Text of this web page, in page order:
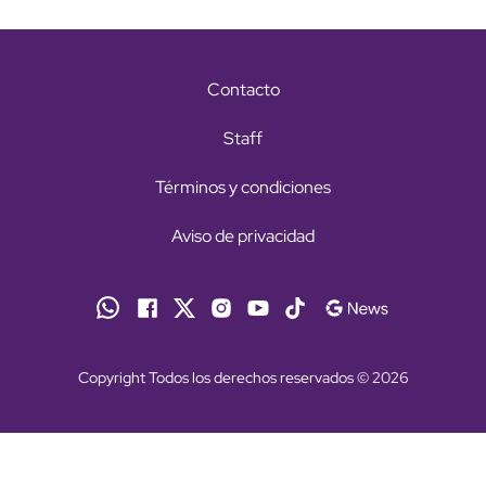
Contacto
Staff
Términos y condiciones
Aviso de privacidad
Copyright Todos los derechos reservados © 2026